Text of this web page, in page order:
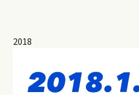
2018